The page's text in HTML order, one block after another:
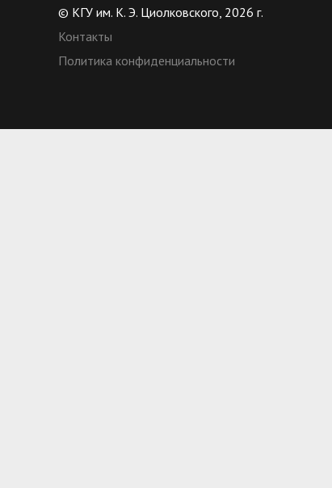
© КГУ им. К. Э. Циолковского, 2026 г.
Контакты
Политика конфиденциальности